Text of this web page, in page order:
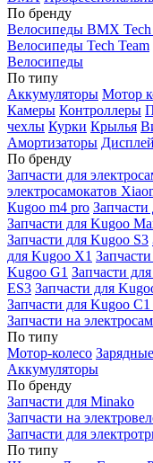
По бренду
Велосипеды BMX Tech
Велосипеды Tech Team
Велосипеды
По типу
Аккумуляторы Мотор
Камеры Контроллеры
чехлы Курки Крылья
Амортизаторы Дисплей
По бренду
Запчасти для
электросамокатов
Кugoo m4 pro
Запчасти для Kugoo
Запчасти для Kugoo S3
для Kugoo X1
Kugoo G1 Запчасти
ES3 Запчасти для
Запчасти для Kugoo C1
Запчасти на
По типу
Мотор-колесо
Аккумуляторы
По бренду
Запчасти для Minako
Запчасти на
Запчасти для
По типу